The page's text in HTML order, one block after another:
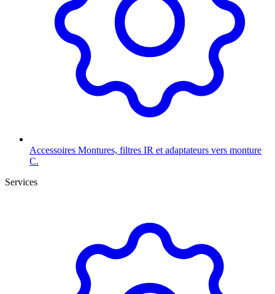
Accessoires Montures, filtres IR et adaptateurs vers monture
C.
Services